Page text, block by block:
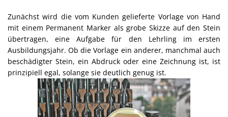
Zunächst wird die vom Kunden gelieferte Vorlage von Hand
mit einem Permanent Marker als grobe Skizze auf den Stein
übertragen, eine Aufgabe für den Lehrling im ersten
Ausbildungsjahr. Ob die Vorlage ein anderer, manchmal auch
beschädigter Stein, ein Abdruck oder eine Zeichnung ist, ist
prinzipiell egal, solange sie deutlich genug ist.